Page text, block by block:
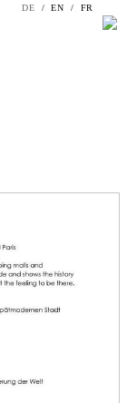
DE / EN / FR